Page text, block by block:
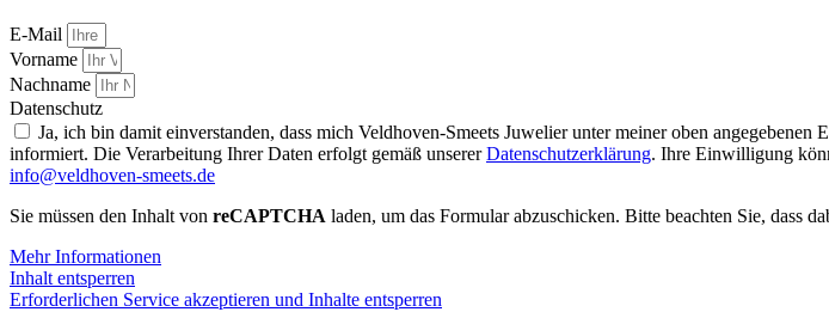
E-Mail
Vorname
Nachname
Datenschutz
Ja, ich bin damit einverstanden, dass mich Veldhoven-Smeets Juwelier unter meiner oben
informiert. Die Verarbeitung Ihrer Daten erfolgt gemäß unsererDatenschutzerklärung. Ihre Einwilligung
info@veldhoven-smeets.de
Sie müssen den Inhalt von reCAPTCHA laden, um das Formular abzuschicken. Bitte beachten Sie, dass
Mehr Informationen
Inhalt entsperren
Erforderlichen Service akzeptieren und Inhalte entsperren